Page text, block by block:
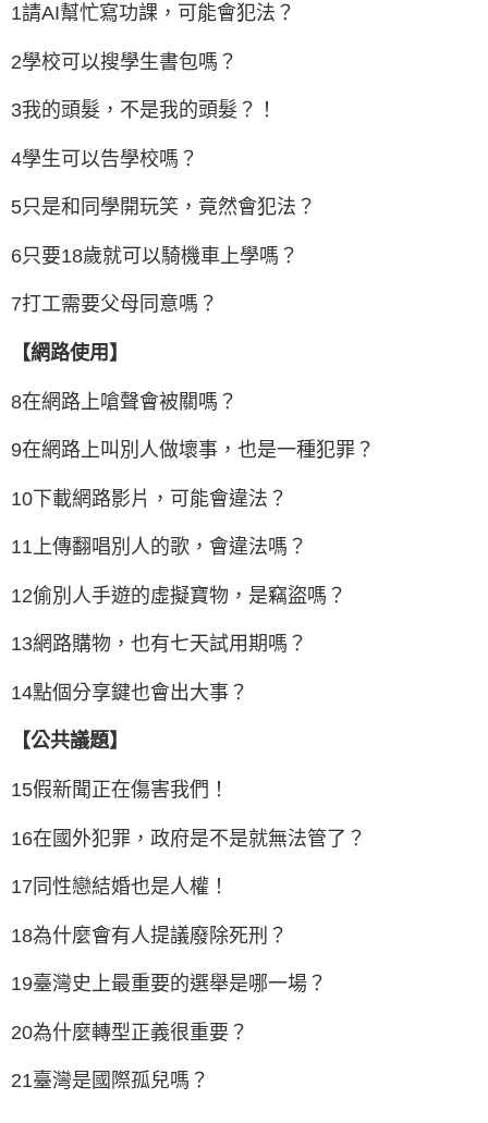
1請AI幫忙寫功課，可能會犯法？
2學校可以搜學生書包嗎？
3我的頭髮，不是我的頭髮？！
4學生可以告學校嗎？
5只是和同學開玩笑，竟然會犯法？
6只要18歲就可以騎機車上學嗎？
7打工需要父母同意嗎？
【網路使用】
8在網路上嗆聲會被關嗎？
9在網路上叫別人做壞事，也是一種犯罪？
10下載網路影片，可能會違法？
11上傳翻唱別人的歌，會違法嗎？
12偷別人手遊的虛擬寶物，是竊盜嗎？
13網路購物，也有七天試用期嗎？
14點個分享鍵也會出大事？
【公共議題】
15假新聞正在傷害我們！
16在國外犯罪，政府是不是就無法管了？
17同性戀結婚也是人權！
18為什麼會有人提議廢除死刑？
19臺灣史上最重要的選舉是哪一場？
20為什麼轉型正義很重要？
21臺灣是國際孤兒嗎？